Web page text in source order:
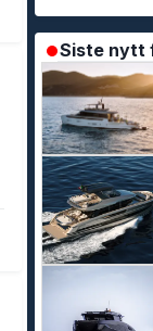
Siste nytt